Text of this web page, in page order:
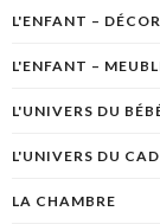
L'ENFANT –
L'ENFANT –
L'UNIVERS DU
L'UNIVERS DU
LA CHAMBRE